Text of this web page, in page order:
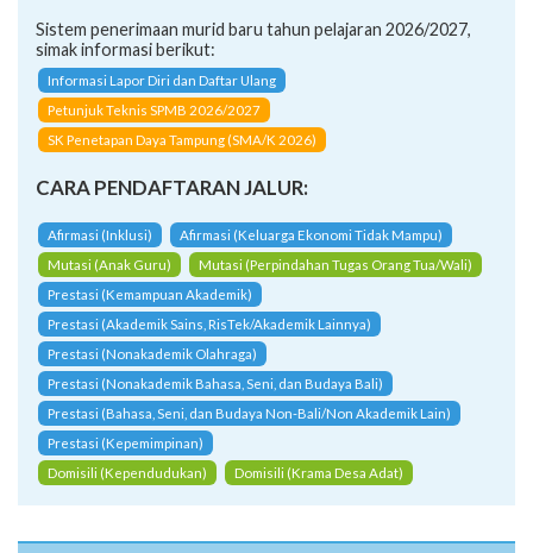
Sistem penerimaan murid baru tahun pelajaran 2026/2027,
simak informasi berikut:
Informasi Lapor Diri dan Daftar Ulang
Petunjuk Teknis SPMB 2026/2027
SK Penetapan Daya Tampung (SMA/K 2026)
CARA PENDAFTARAN JALUR:
Afirmasi (Inklusi)
Afirmasi (Keluarga Ekonomi Tidak Mampu)
Mutasi (Anak Guru)
Mutasi (Perpindahan Tugas Orang Tua/Wali)
Prestasi (Kemampuan Akademik)
Prestasi (Akademik Sains, RisTek/Akademik Lainnya)
Prestasi (Nonakademik Olahraga)
Prestasi (Nonakademik Bahasa, Seni, dan Budaya Bali)
Prestasi (Bahasa, Seni, dan Budaya Non-Bali/Non Akademik Lain)
Prestasi (Kepemimpinan)
Domisili (Kependudukan)
Domisili (Krama Desa Adat)